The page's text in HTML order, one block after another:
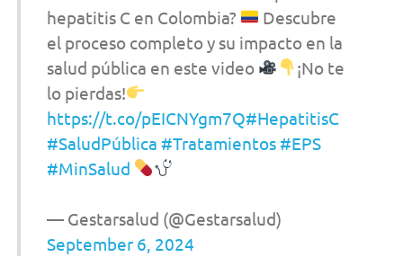
hepatitis C en Colombia?
Descubre
el proceso completo y su impacto en la
salud pública en este video
¡No te
lo pierdas!
https://t.co/pEICNYgm7Q#HepatitisC
#SaludPública #Tratamientos #EPS
#MinSalud
— Gestarsalud (@Gestarsalud)
September 6, 2024